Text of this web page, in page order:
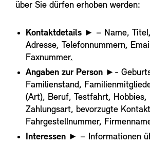
über Sie dürfen erhoben werden:
Kontaktdetails ► – Name,
Adresse, Telefonnummern,
Faxnummer.
Angaben zur Person ►-
Familienstand,
(Art), Beruf, Testfahrt, Hobbies,
Zahlungsart, bevorzugte
Fahrgestellnummer,
Interessen ► – Informationen